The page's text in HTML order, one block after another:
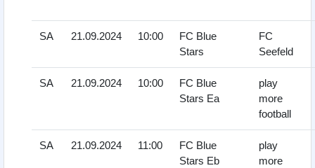
SA 21.09.2024 10:00
FC Blue
Stars
FC
Seefeld
SA 21.09.2024 10:00
FC Blue
Stars Ea
play
more
football
SA 21.09.2024 11:00
FC Blue
Stars Eb
play
more